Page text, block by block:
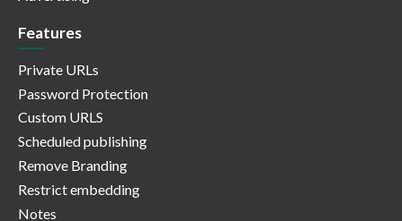
Features
Private URLs
Password Protection
Custom URLS
Scheduled publishing
Remove Branding
Restrict embedding
Notes